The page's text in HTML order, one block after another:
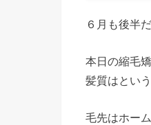
６月も後半
本日の縮毛
髪質はとい
毛先はホー